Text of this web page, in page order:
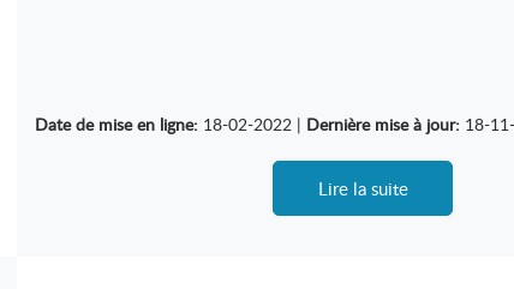
Date de mise en ligne: 18-02-2022 | Dernière mise à jour: 18-
Lire la suite